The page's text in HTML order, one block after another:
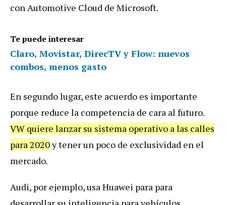
con Automotive Cloud de Microsoft.
Te puede interesar
Claro, Movistar, DirecTV y Flow: nuevos
combos, menos gasto
En segundo lugar, este acuerdo es importante
porque reduce la competencia de cara al futuro.
VW quiere lanzar su sistema operativo a las calles
para 2020y tener un poco de exclusividad en el
mercado.
Audi, por ejemplo, usa Huawei para para